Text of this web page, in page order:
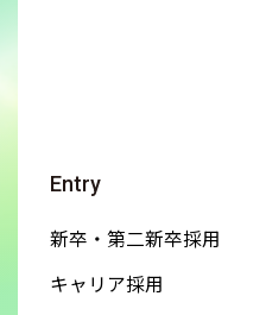
Entry
新卒・第二新卒採用
キャリア採用